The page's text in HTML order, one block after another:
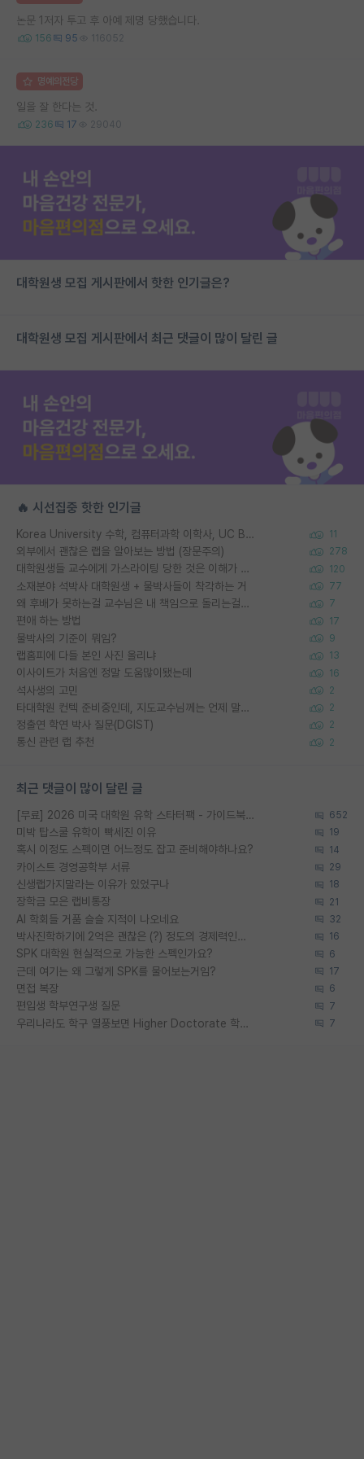
논문 1저자 투고 후 아예 제명 당했습니다.
156 95 116052
명예의전당
일을 잘 한다는 것.
236 17 29040
대학원생 모집 게시판에서 핫한 인기글은?
대학원생 모집 게시판에서 최근 댓글이 많이 달린 글
🔥 시선집중 핫한 인기글
Korea University 수학, 컴퓨터과학 이학사, UC Berkeley 산업공학 대학원 공학박사가 되는 것은 쉽지 않겠죠? 11
외부에서 괜찮은 랩을 알아보는 방법 (장문주의) 278
대학원생들 교수에게 가스라이팅 당한 것은 이해가 갑니다. 안타깝네요. 120
소재분야 석박사 대학원생 + 물박사들이 착각하는 거 77
왜 후배가 못하는걸 교수님은 내 책임으로 돌리는걸까요? 7
편애 하는 방법 17
물박사의 기준이 뭐임? 9
랩홈피에 다들 본인 사진 올리냐 13
이사이트가 처음엔 정말 도움많이됐는데 16
석사생의 고민 2
타대학원 컨텍 준비중인데, 지도교수님께는 언제 말씀드려야 할까요? 2
정출연 학연 박사 질문(DGIST) 2
통신 관련 랩 추천 2
최근 댓글이 많이 달린 글
[무료] 2026 미국 대학원 유학 스타터팩 - 가이드북 & 합격자 컨택메일 템플릿 652
미박 탑스쿨 유학이 빡세진 이유 19
혹시 이정도 스펙이면 어느정도 잡고 준비해야하나요? 14
카이스트 경영공학부 서류 29
신생랩가지말라는 이유가 있었구나 18
장학금 모은 랩비통장 21
AI 학회들 거품 슬슬 지적이 나오네요 32
박사진학하기에 2억은 괜찮은 (?) 정도의 경제력인가요 16
SPK 대학원 현실적으로 가능한 스펙인가요? 6
근데 여기는 왜 그렇게 SPK를 물어보는거임? 17
면접 복장 6
편입생 학부연구생 질문 7
우리나라도 학구 열풍보면 Higher Doctorate 학위가 필요하다고 봅니다. 7